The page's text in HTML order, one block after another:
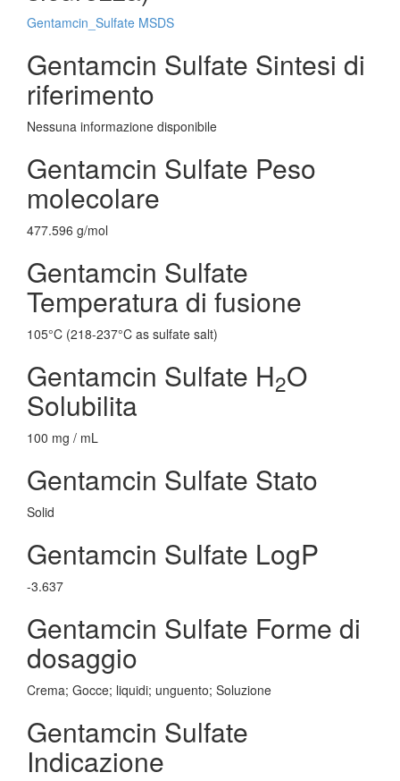
Gentamcin_Sulfate MSDS
Gentamcin Sulfate Sintesi di
riferimento
Nessuna informazione disponibile
Gentamcin Sulfate Peso
molecolare
477.596 g/mol
Gentamcin Sulfate
Temperatura di fusione
105°C (218-237°C as sulfate salt)
Gentamcin Sulfate H2O
Solubilita
100 mg / mL
Gentamcin Sulfate Stato
Solid
Gentamcin Sulfate LogP
-3.637
Gentamcin Sulfate Forme di
dosaggio
Crema; Gocce; liquidi; unguento; Soluzione
Gentamcin Sulfate
Indicazione